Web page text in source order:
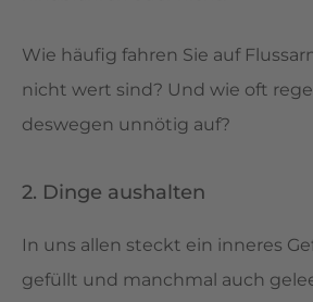
Wie häufig fahren Sie auf
nicht wert sind? Und wie oft
deswegen unnötig auf?
2. Dinge aushalten
In uns allen steckt ein inneres
gefüllt und manchmal auch